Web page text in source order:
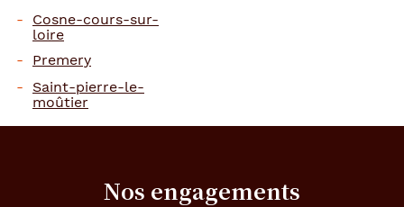
Cosne-cours-sur-
loire
Premery
Saint-pierre-le-
moûtier
Nos engagements